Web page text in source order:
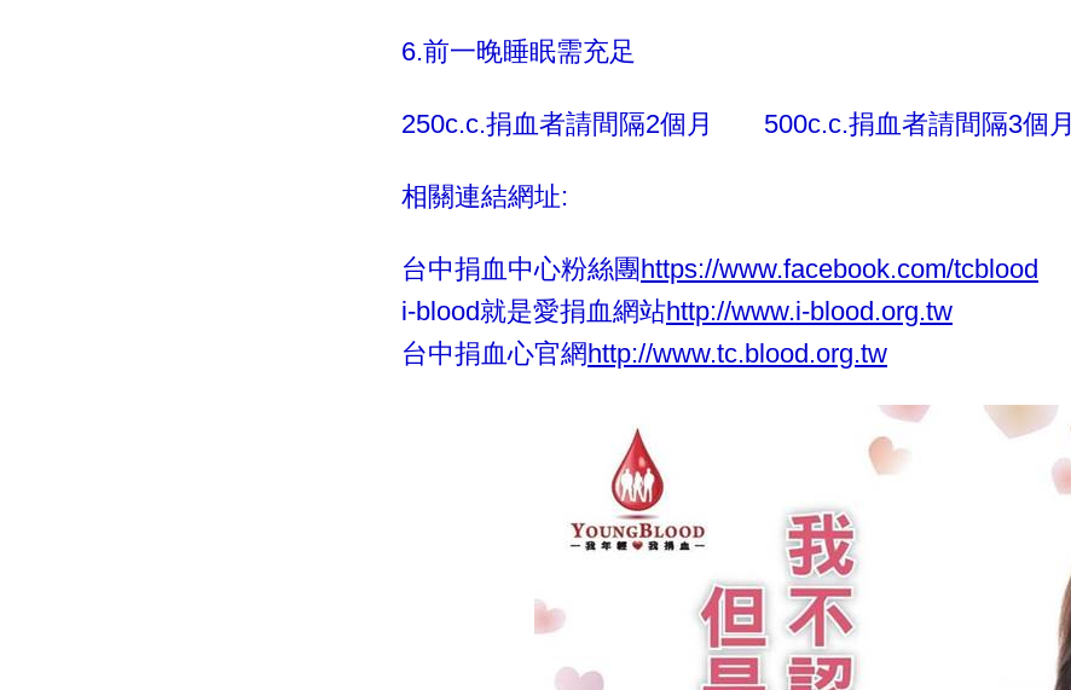
6.前一晚睡眠需充足
250c.c.捐血者請間隔2個月 500c.c.捐血者請間隔3個月
相關連結網址:
台中捐血中心粉絲團https://www.facebook.com/tcblood
i-blood就是愛捐血網站http://www.i-blood.org.tw
台中捐血心官網http://www.tc.blood.org.tw